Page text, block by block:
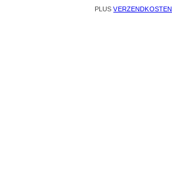
PLUSVERZENDKOSTEN